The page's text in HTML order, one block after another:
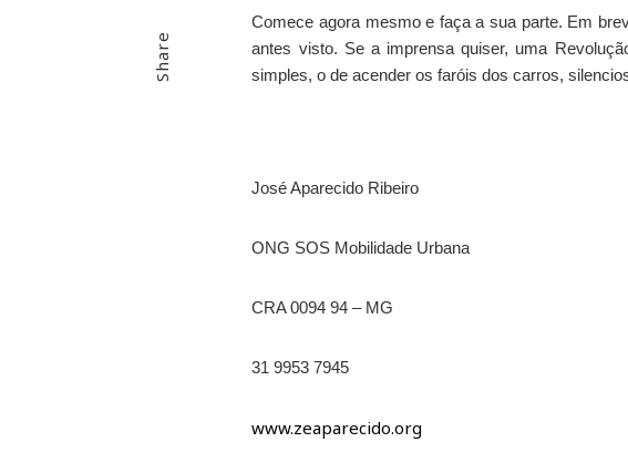
Share
Comece agora mesmo e faça a sua parte. Em
antes visto. Se a imprensa quiser, uma
simples, o de acender os faróis dos carros,
José Aparecido Ribeiro
ONG SOS Mobilidade Urbana
CRA0094 94 – MG
31 9953 7945
www.zeaparecido.org